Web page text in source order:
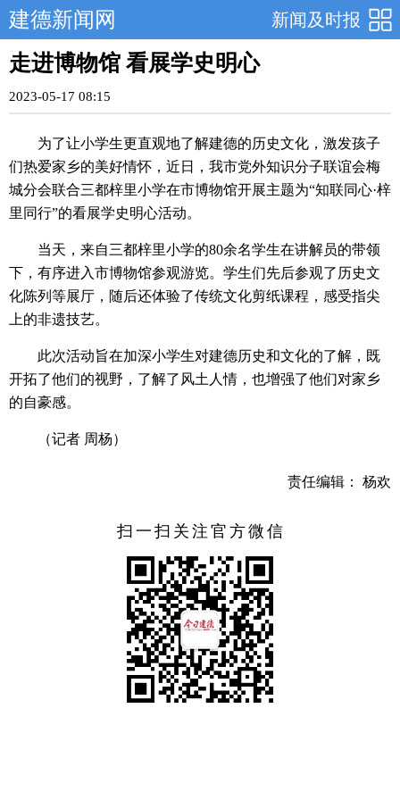
新闻及时报
建德新闻网
走进博物馆 看展学史明心
2023-05-17 08:15
为了让小学生更直观地了解建德的历史文化，激发孩子
们热爱家乡的美好情怀，近日，我市党外知识分子联谊会梅
城分会联合三都梓里小学在市博物馆开展主题为“知联同心·梓
里同行”的看展学史明心活动。
当天，来自三都梓里小学的80余名学生在讲解员的带领
下，有序进入市博物馆参观游览。学生们先后参观了历史文
化陈列等展厅，随后还体验了传统文化剪纸课程，感受指尖
上的非遗技艺。
此次活动旨在加深小学生对建德历史和文化的了解，既
开拓了他们的视野，了解了风土人情，也增强了他们对家乡
的自豪感。
（记者 周杨）
责任编辑： 杨欢
扫一扫关注官方微信